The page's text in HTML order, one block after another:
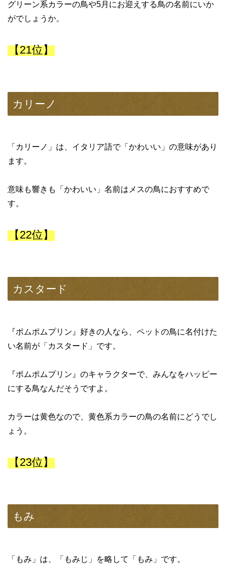
グリーン系カラーの鳥や5月にお迎えする鳥の名前にいか
がでしょうか。
【21位】
カリーノ
「カリーノ」は、イタリア語で「かわいい」の意味があり
ます。
意味も響きも「かわいい」名前はメスの鳥におすすめで
す。
【22位】
カスタード
『ポムポムプリン』好きの人なら、ペットの鳥に名付けた
い名前が「カスタード」です。
『ポムポムプリン』のキャラクターで、みんなをハッピー
にする鳥なんだそうですよ。
カラーは黄色なので、黄色系カラーの鳥の名前にどうでし
ょう。
【23位】
もみ
「もみ」は、「もみじ」を略して「もみ」です。